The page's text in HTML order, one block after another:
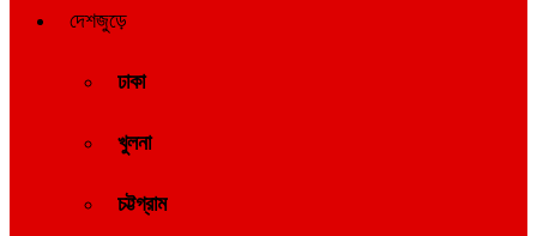
দেশজুড়ে
ঢাকা
খুলনা
চট্টগ্রাম